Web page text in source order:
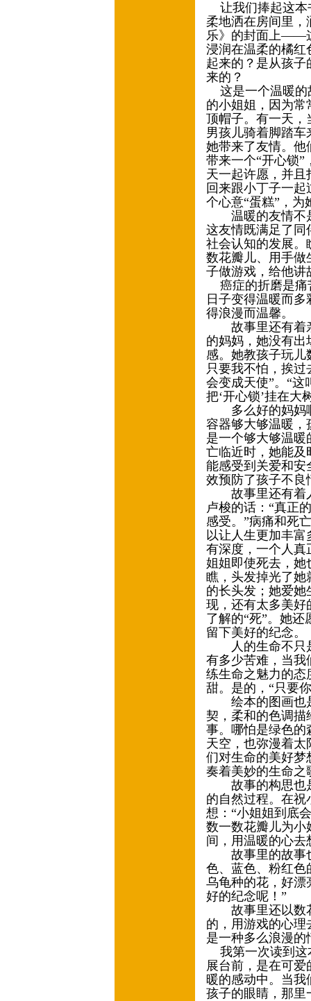
让我们捧起这本
柔地洒在房间里，
乐》的封面上——
浸润在温柔的橘红
起来的？是从孩
来的？
这是一个温暖的
的小姐姐，因为
顶帽子。有一天，
男孩儿骑着脚踏
她带来了友情。他
带来一个“开心锁
天一起许愿，并
回来跟小丁子一
个心意“蛋糕”，
温暖的友情不是
这友情既满足了同
社会认知的发展。
数花瓣儿、用手做
子做游戏，给他
癌症的折磨是痛
日子变得温暖而
得浪漫而温馨。
故事里还有着亲
的妈妈，她没有
感。她教孩子玩儿
只要我不怕，挨过
会变成天使”。“这
把‘开心锁’挂在
多么好的妈妈啊
容器够大够温暖，
是一个够大够温
亡临近时，她能及
能感受到关爱和安
效预防了孩子不
故事里还有着人
卢梭的话：“真正
感受。”病痛和死
以让人生更加丰
有深度，一个人真
姐姐即使死去，她
瞧，头发掉光了她
的长头发；她爱
现，还有太多美好
了解的“死”。她
留下美好的纪念。
人的生命不只是
有多少苦难，当我
练生命之魅力的态
甜。是的，“只要
绘本的图画也是
契，柔和的色调描
事。哪怕是绿色的
天空，也弥漫着
们对生命的美好梦
奏着美妙的生命
故事的构思也是
的自然过程。在祝
想：“小姐姐到底
数一数花瓣儿为小
间，用温暖的心
故事里的故事也
色、蓝色、粉红色
乌龟种的花，好漂
好的纪念呢！”
故事里还以数花
的，用游戏的心
是一种多么浪漫
我第一次读到这
展台前，是在可
暖的感动中。当
孩子的眼睛，那